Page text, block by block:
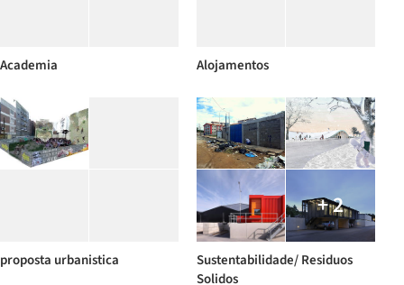
Academia Alojamentos
proposta urbanistica
+ 2
Sustentabilidade/ Residuos
Solidos